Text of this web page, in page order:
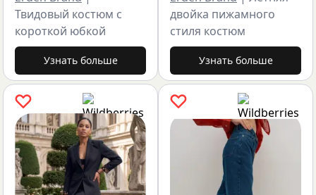
Твидовый костюм с
короткой юбкой
Узнать больше
двойка пижамного
стиля костюм
Узнать больше